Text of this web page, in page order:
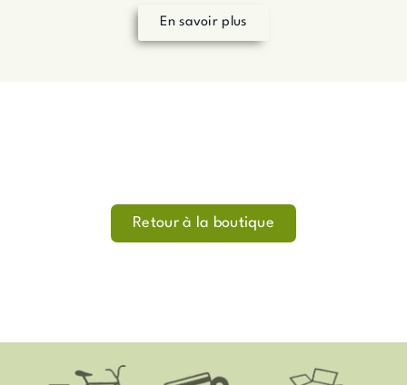
En savoir plus
Retour à la boutique